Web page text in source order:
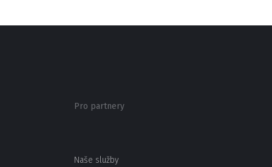
Pro partnery
Naše služby